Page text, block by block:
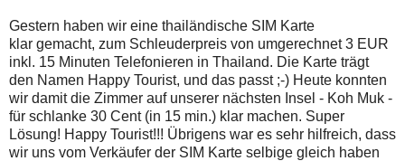
Gestern haben wir eine thailändische SIM Karte
klar gemacht, zum Schleuderpreis von umgerechnet 3 EUR
inkl. 15 Minuten Telefonieren in Thailand. Die Karte trägt
den Namen Happy Tourist, und das passt ;-) Heute konnten
wir damit die Zimmer auf unserer nächsten Insel - Koh Muk -
für schlanke 30 Cent (in 15 min.) klar machen. Super
Lösung! Happy Tourist!!! Übrigens war es sehr hilfreich, dass
wir uns vom Verkäufer der SIM Karte selbige gleich haben